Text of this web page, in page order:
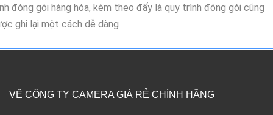
đóng gói hàng hóa, kèm theo đấy là quy trình đóng gói cũng
ghi lại một cách dễ dàng
VỀ CÔNG TY CAMERA GIÁ RẺ CHÍNH HÃNG